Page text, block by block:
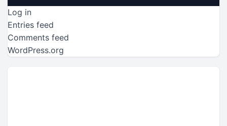
Log in
Entries feed
Comments feed
WordPress.org